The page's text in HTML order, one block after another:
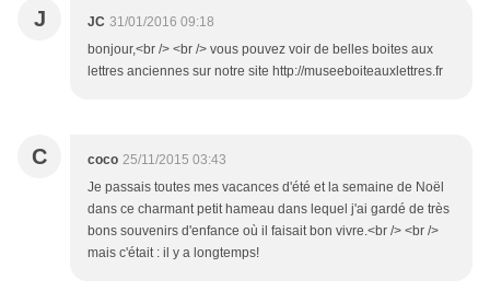
J JC 31/01/2016 09:18
bonjour,<br /> <br /> vous pouvez voir de belles boites aux
lettres anciennes sur notre site http://museeboiteauxlettres.fr
C coco 25/11/2015 03:43
Je passais toutes mes vacances d'été et la semaine de Noël
dans ce charmant petit hameau dans lequel j'ai gardé de très
bons souvenirs d'enfance où il faisait bon vivre.<br /> <br />
mais c'était : il y a longtemps!